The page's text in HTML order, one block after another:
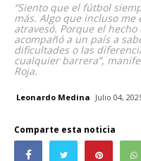
“Siento que el fútbol
más. Algo que incluso me
atravesó. Porque el
acompañó a un país a
dificultades o las
cualquier barrera”,
Roja.
Leonardo Medina Julio 04,
Comparte esta noticia